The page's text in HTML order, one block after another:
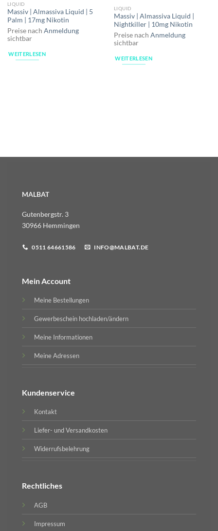
LIQUID
Massiv | Almassiva Liquid | 5
Palm | 17mg Nikotin
Preise nach Anmeldung
sichtbar
WEITERLESEN
LIQUID
Massiv | Almassiva Liquid |
Nightkiller | 10mg Nikotin
Preise nach Anmeldung
sichtbar
WEITERLESEN
MALBAT
Gutenbergstr. 3
30966 Hemmingen
0511 64661586 INFO@MALBAT.DE
Mein Account
Meine Bestellungen
Gewerbeschein hochladen/ändern
Meine Informationen
Meine Adressen
Kundenservice
Kontakt
Liefer- und Versandkosten
Widerrufsbelehrung
Rechtliches
AGB
Impressum